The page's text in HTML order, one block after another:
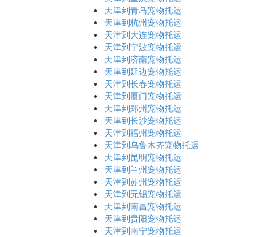
天津到青岛宠物托运
天津到杭州宠物托运
天津到大连宠物托运
天津到宁波宠物托运
天津到济南宠物托运
天津到延边宠物托运
天津到长春宠物托运
天津到厦门宠物托运
天津到郑州宠物托运
天津到长沙宠物托运
天津到福州宠物托运
天津到乌鲁木齐宠物托运
天津到昆明宠物托运
天津到兰州宠物托运
天津到苏州宠物托运
天津到无锡宠物托运
天津到南昌宠物托运
天津到贵阳宠物托运
天津到南宁宠物托运